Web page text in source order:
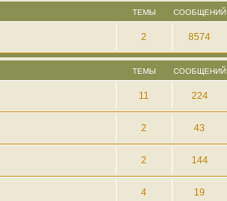
ТЕМЫ СООБЩЕНИЙ
2 8574
ТЕМЫ СООБЩЕНИЙ
11 224
2 43
2 144
4 19